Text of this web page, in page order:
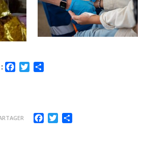
Facebook
Twitter
Facebook
Twitter